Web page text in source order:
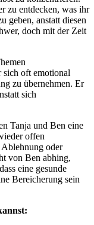
zu entdecken, was ihr
geben, anstatt diesen
doch mit der Zeit
sich oft emotional
zu übernehmen. Er
sich
Tanja und Ben eine
offen
oder
von Ben abhing,
eine gesunde
Bereicherung sein